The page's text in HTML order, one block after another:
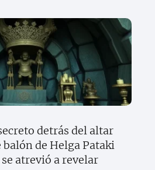
detrás del altar
balón de Helga Pataki
atrevió a revelar